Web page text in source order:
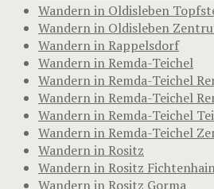
Wandern in Oldisleben
Wandern in Oldisleben
Wandern in Rappelsdorf
Wandern in Remda-Teichel
Wandern in Remda-Teichel
Wandern in Remda-Teichel
Wandern in Remda-Teichel
Wandern in Remda-Teichel
Wandern in Rositz
Wandern in Rositz
Wandern in Rositz Gorma